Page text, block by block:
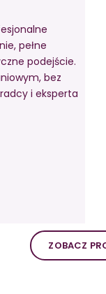
pełne
podejście.
bez
i eksperta
ZOBACZ